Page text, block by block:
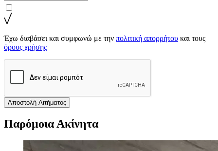
Έχω διαβάσει και συμφωνώ με την πολιτική απορρήτου και τους
όρους χρήσης
Αποστολή Αιτήματος
Παρόμοια Ακίνητα